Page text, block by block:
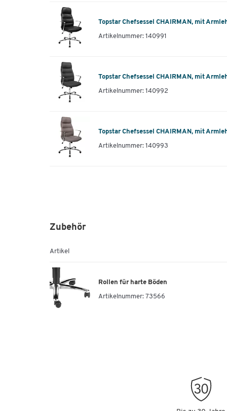
Topstar Chefsessel CHAIRMAN, mit
Artikelnummer: 140991
Topstar Chefsessel CHAIRMAN, mit
Artikelnummer: 140992
Topstar Chefsessel CHAIRMAN, mit
Artikelnummer: 140993
Zubehör
Artikel
Rollen für harte Böden
Artikelnummer: 73566